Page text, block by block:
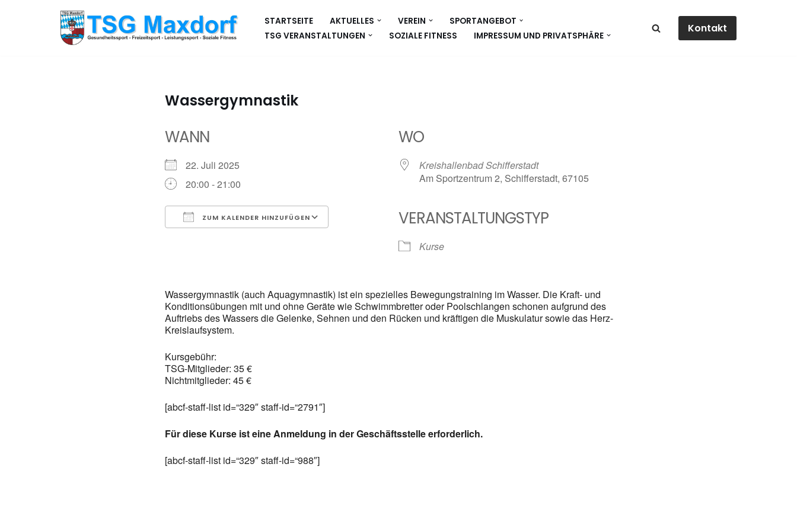
STARTSEITE AKTUELLES VEREIN
SPORTANGEBOT
TSG VERANSTALTUNGEN
SOZIALE FITNESS IMPRESSUM UND PRIVATSPHÄRE
Kontakt
Wassergymnastik
WANN
22. Juli 2025
20:00 - 21:00
ZUM KALENDER HINZUFÜGEN
Google Kalender
WO
Kreishallenbad Schifferstadt
Am Sportzentrum 2, Schifferstadt, 67105
VERANSTALTUNGSTYP
Kurse
Wassergymnastik (auch Aquagymnastik) ist ein spezielles Bewegungstraining im Wasser. Die Kraft- und
Konditionsübungen mit und ohne Geräte wie Schwimmbretter oder Poolschlangen schonen aufgrund des
Auftriebs des Wassers die Gelenke, Sehnen und den Rücken und kräftigen die Muskulatur sowie das Herz-
Kreislaufsystem.
Kursgebühr:
TSG-Mitglieder: 35 €
Nichtmitglieder: 45 €
[abcf-staff-list id=“329″ staff-id=“2791″]
Für diese Kurse ist eine Anmeldung in der Geschäftsstelle erforderlich.
[abcf-staff-list id=“329″ staff-id=“988″]